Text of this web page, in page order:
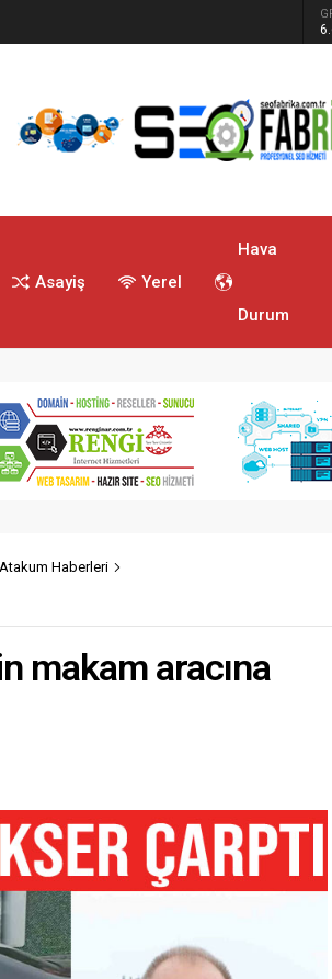
Asayiş Yerel
Hava
Durum
Haberleri
makam aracına